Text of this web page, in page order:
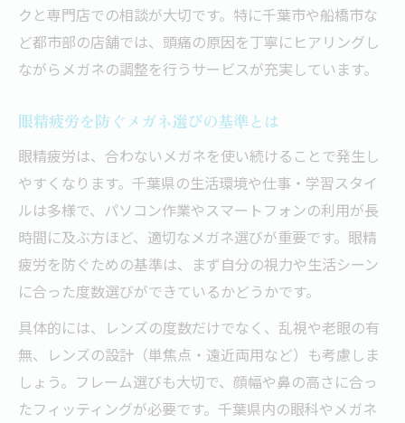
クと専門店での相談が大切です。特に千葉市や船橋市な
ど都市部の店舗では、頭痛の原因を丁寧にヒアリングし
ながらメガネの調整を行うサービスが充実しています。
眼精疲労を防ぐメガネ選びの基準とは
眼精疲労は、合わないメガネを使い続けることで発生し
やすくなります。千葉県の生活環境や仕事・学習スタイ
ルは多様で、パソコン作業やスマートフォンの利用が長
時間に及ぶ方ほど、適切なメガネ選びが重要です。眼精
疲労を防ぐための基準は、まず自分の視力や生活シーン
に合った度数選びができているかどうかです。
具体的には、レンズの度数だけでなく、乱視や老眼の有
無、レンズの設計（単焦点・遠近両用など）も考慮しま
しょう。フレーム選びも大切で、顔幅や鼻の高さに合っ
たフィッティングが必要です。千葉県内の眼科やメガネ